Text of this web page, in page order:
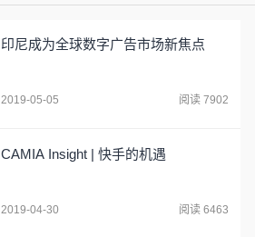
印尼成为全球数字广告市场新焦点
2019-05-05 阅读 7902
CAMIA Insight | 快手的机遇
2019-04-30 阅读 6463